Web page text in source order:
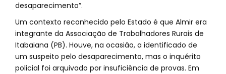
desaparecimento”.
Um contexto reconhecido pelo Estado é que Almir era
integrante da Associação de Trabalhadores Rurais de
Itabaiana (PB). Houve, na ocasião, a identificado de
um suspeito pelo desaparecimento, mas o inquérito
policial foi arquivado por insuficiência de provas. Em